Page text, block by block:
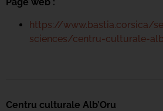
Page web :
https://www.bastia.corsica/
sciences/centru-culturale-
Centru culturale Alb’Oru